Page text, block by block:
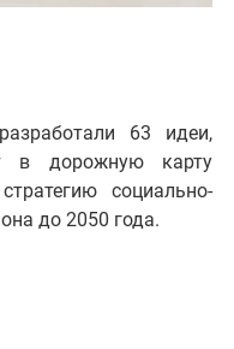
63 идеи,
в дорожную карту
социально-
до 2050 года.